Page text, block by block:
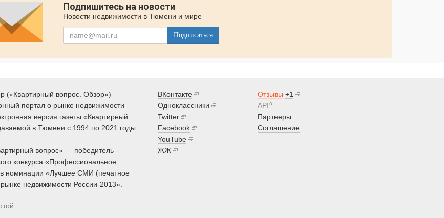
Подпишитесь на новости
Новости недвижимости в Тюмени и мире
Подписаться
(«Квартирный вопрос. Обзор») —
портал о рынке недвижимости
версия газеты «Квартирный
в Тюмени с 1994 по 2021 годы.
вопрос» — победитель
конкурса «Профессиональное
номинации «Лучшее СМИ (печатное
недвижимости России-2013».
ВКонтакте
Одноклассники
Twitter
Facebook
YouTube
ЖЖ
Отзывы +1
APIα
Партнеры
Соглашение